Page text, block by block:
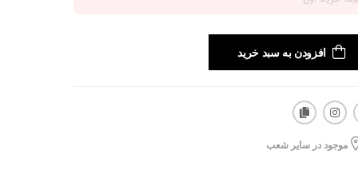
افزودن به سبد خرید
موجود در سایر شعب